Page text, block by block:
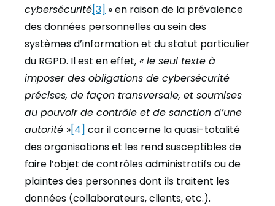
cybersécurité[3] » en raison de la prévalence
des données personnelles au sein des
systèmes d’information et du statut particulier
du RGPD. Il est en effet, « le seul texte à
imposer des obligations de cybersécurité
précises, de façon transversale, et soumises
au pouvoir de contrôle et de sanction d’une
autorité »[4] car il concerne la quasi-totalité
des organisations et les rend susceptibles de
faire l’objet de contrôles administratifs ou de
plaintes des personnes dont ils traitent les
données (collaborateurs, clients, etc.).